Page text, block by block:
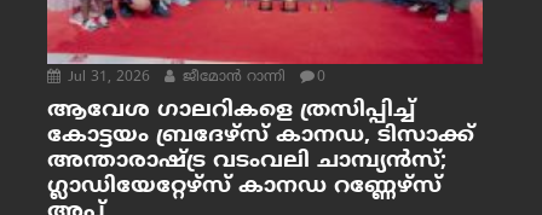
Jul 31, 2026 ജീമോന്‍ റാന്നി 0
ആവേശ ഗാലറികളെ ത്രസിപ്പിച്ച്
കോട്ടയം ബ്രദേഴ്‌സ് കാനഡ, ടിസാക്ക്
അന്താരാഷ്ട്ര വടംവലി ചാമ്പ്യന്‍സ്;
ഗ്ലാഡിയേറ്റേഴ്‌സ് കാനഡ റണ്ണേഴ്‌സ്